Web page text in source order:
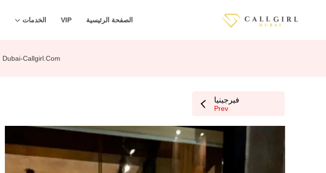
الصفحة الرئيسية VIP الخدمات
Dubai-Callgirl.com
فيرجينيا
Prev